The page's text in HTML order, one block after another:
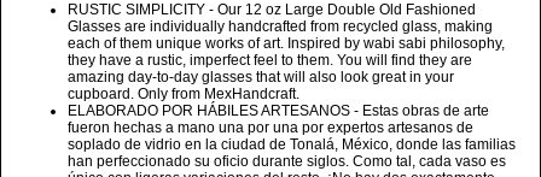
RUSTIC SIMPLICITY - Our 12 oz Large Double Old Fashioned
Glasses are individually handcrafted from recycled glass, making
each of them unique works of art. Inspired by wabi sabi philosophy,
they have a rustic, imperfect feel to them. You will find they are
amazing day-to-day glasses that will also look great in your
cupboard. Only from MexHandcraft.
ELABORADO POR HÁBILES ARTESANOS - Estas obras de arte
fueron hechas a mano una por una por expertos artesanos de
soplado de vidrio en la ciudad de Tonalá, México, donde las familias
han perfeccionado su oficio durante siglos. Como tal, cada vaso es